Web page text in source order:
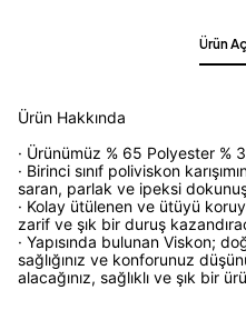
Ürün
Ürün Hakkında
· Ürünümüz % 65 Polyester %
· Birinci sınıf poliviskon
saran, parlak ve ipeksi
· Kolay ütülenen ve ütüyü
zarif ve şık bir duruş
· Yapısında bulunan Viskon;
sağlığınız ve konforunuz
alacağınız, sağlıklı ve şık bir